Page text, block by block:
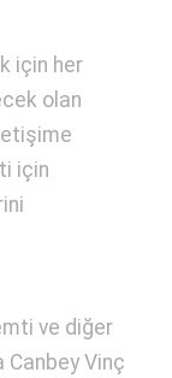
için her
olan
için
ve diğer
Canbey Vinç